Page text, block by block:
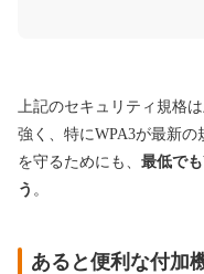
上記のセキュリティ規格
強く、特にWPA3が最新
を守るためにも、 最低で
う 。
あると便利な付加